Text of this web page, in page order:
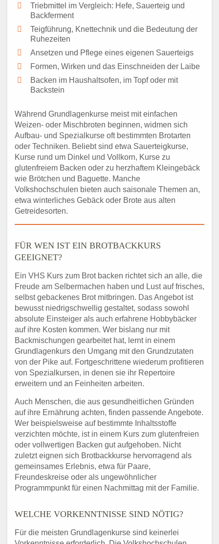
Triebmittel im Vergleich: Hefe, Sauerteig und
Backferment
Teigführung, Knettechnik und die Bedeutung der
Ruhezeiten
Ansetzen und Pflege eines eigenen Sauerteigs
Formen, Wirken und das Einschneiden der Laibe
Backen im Haushaltsofen, im Topf oder mit
Backstein
Während Grundlagenkurse meist mit einfachen
Weizen- oder Mischbroten beginnen, widmen sich
Aufbau- und Spezialkurse oft bestimmten Brotarten
oder Techniken. Beliebt sind etwa Sauerteigkurse,
Kurse rund um Dinkel und Vollkorn, Kurse zu
glutenfreiem Backen oder zu herzhaftem Kleingebäck
wie Brötchen und Baguette. Manche
Volkshochschulen bieten auch saisonale Themen an,
etwa winterliches Gebäck oder Brote aus alten
Getreidesorten.
FÜR WEN IST EIN BROTBACKKURS
GEEIGNET?
Ein VHS Kurs zum Brot backen richtet sich an alle, die
Freude am Selbermachen haben und Lust auf frisches,
selbst gebackenes Brot mitbringen. Das Angebot ist
bewusst niedrigschwellig gestaltet, sodass sowohl
absolute Einsteiger als auch erfahrene Hobbybäcker
auf ihre Kosten kommen. Wer bislang nur mit
Backmischungen gearbeitet hat, lernt in einem
Grundlagenkurs den Umgang mit den Grundzutaten
von der Pike auf. Fortgeschrittene wiederum profitieren
von Spezialkursen, in denen sie ihr Repertoire
erweitern und an Feinheiten arbeiten.
Auch Menschen, die aus gesundheitlichen Gründen
auf ihre Ernährung achten, finden passende Angebote.
Wer beispielsweise auf bestimmte Inhaltsstoffe
verzichten möchte, ist in einem Kurs zum glutenfreien
oder vollwertigen Backen gut aufgehoben. Nicht
zuletzt eignen sich Brotbackkurse hervorragend als
gemeinsames Erlebnis, etwa für Paare,
Freundeskreise oder als ungewöhnlicher
Programmpunkt für einen Nachmittag mit der Familie.
WELCHE VORKENNTNISSE SIND NÖTIG?
Für die meisten Grundlagenkurse sind keinerlei